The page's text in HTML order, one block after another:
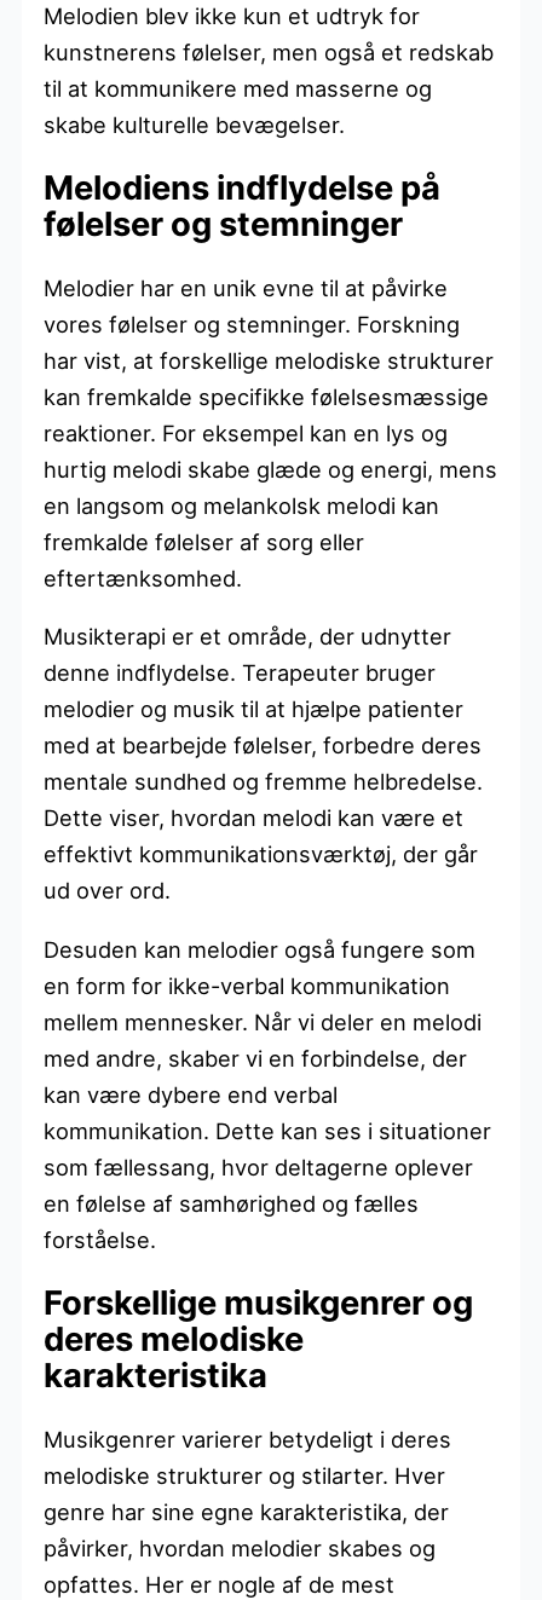
Melodien blev ikke kun et udtryk for
kunstnerens følelser, men også et redskab
til at kommunikere med masserne og
skabe kulturelle bevægelser.
Melodiens indflydelse på
følelser og stemninger
Melodier har en unik evne til at påvirke
vores følelser og stemninger. Forskning
har vist, at forskellige melodiske strukturer
kan fremkalde specifikke følelsesmæssige
reaktioner. For eksempel kan en lys og
hurtig melodi skabe glæde og energi, mens
en langsom og melankolsk melodi kan
fremkalde følelser af sorg eller
eftertænksomhed.
Musikterapi er et område, der udnytter
denne indflydelse. Terapeuter bruger
melodier og musik til at hjælpe patienter
med at bearbejde følelser, forbedre deres
mentale sundhed og fremme helbredelse.
Dette viser, hvordan melodi kan være et
effektivt kommunikationsværktøj, der går
ud over ord.
Desuden kan melodier også fungere som
en form for ikke-verbal kommunikation
mellem mennesker. Når vi deler en melodi
med andre, skaber vi en forbindelse, der
kan være dybere end verbal
kommunikation. Dette kan ses i situationer
som fællessang, hvor deltagerne oplever
en følelse af samhørighed og fælles
forståelse.
Forskellige musikgenrer og
deres melodiske
karakteristika
Musikgenrer varierer betydeligt i deres
melodiske strukturer og stilarter. Hver
genre har sine egne karakteristika, der
påvirker, hvordan melodier skabes og
opfattes. Her er nogle af de mest